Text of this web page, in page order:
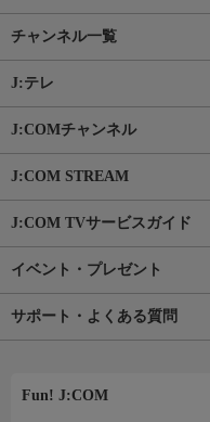
チャンネル一覧
J:テレ
J:COMチャンネル
J:COM STREAM
J:COM TVサービスガイド
イベント・プレゼント
サポート・よくある質問
Fun! J:COM